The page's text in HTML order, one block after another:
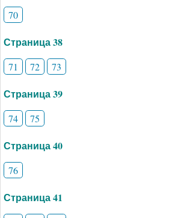
70
Страница 38
71 72 73
Страница 39
74 75
Страница 40
76
Страница 41